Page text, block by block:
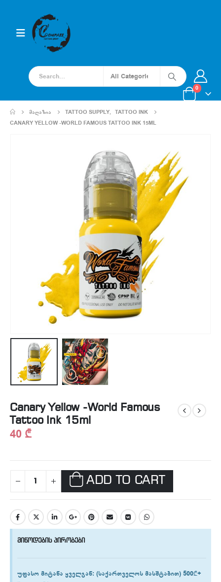
0
ᲛᲐᲦᲐᲖᲘᲐ TATTOO SUPPLY, TATTOO INK
CANARY YELLOW -WORLD FAMOUS TATTOO INK 15ML
Canary Yellow -World Famous
Tattoo Ink 15ml
40 ₾
ADD TO CART
მიწოდების პირობები
უფასო მიტანა ყველგან: (საქართველოს მასშტაბით) 500₾+